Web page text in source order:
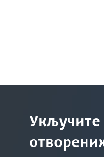
Укључите